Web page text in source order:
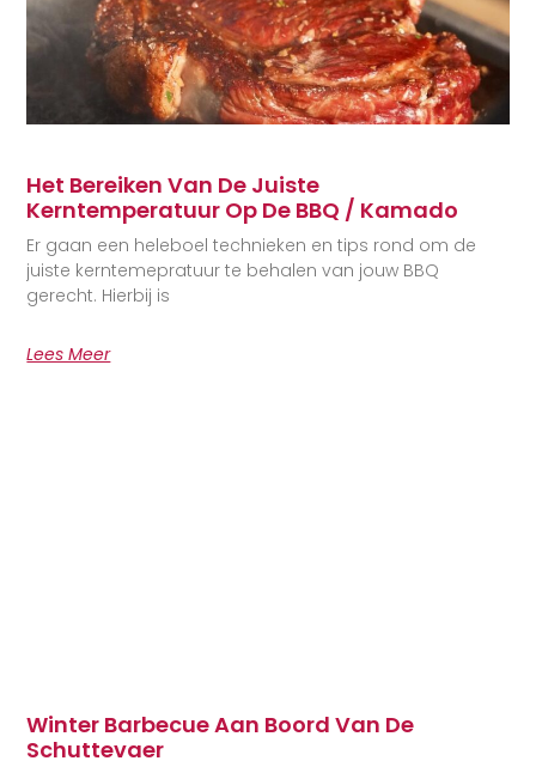
Het Bereiken Van De Juiste
Kerntemperatuur Op De BBQ / Kamado
Er gaan een heleboel technieken en tips rond om de
juiste kerntemepratuur te behalen van jouw BBQ
gerecht. Hierbij is
Lees Meer
Winter Barbecue Aan Boord Van De
Schuttevaer